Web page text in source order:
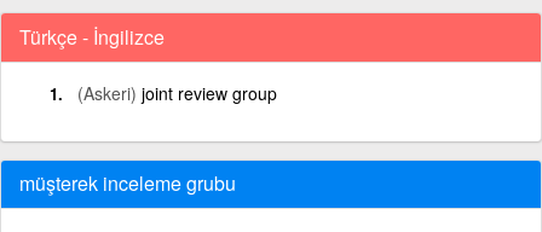
Türkçe - İngilizce
(Askeri) joint review group
müşterek inceleme grubu